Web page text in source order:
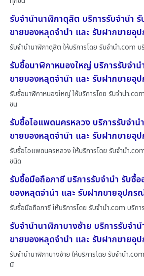
รับจำนำนาฬิกาดุสิต บริการรับจำนำ
ขายของหลุดจำนำ และ รับฝากขายอุ
รับจำนำนาฬิกาดุสิต ให้บริการโดย รับจํานํา.com
รับซื้อนาฬิกาหนองใหญ่ บริการรับจำ
ขายของหลุดจำนำ และ รับฝากขายอุ
รับซื้อนาฬิกาหนองใหญ่ ให้บริการโดย รับจํานํา
ชน
รับซื้อไอแพดนครหลวง บริการรับจำ
ขายของหลุดจำนำ และ รับฝากขายอุ
รับซื้อไอแพดนครหลวง ให้บริการโดย รับจํานํา
ชนิด
รับซื้อมือถือภาชี บริการรับจำนำ รับซื้
ของหลุดจำนำ และ รับฝากขายอุปกร
รับซื้อมือถือภาชี ให้บริการโดย รับจํานํา.com บริก
รับจำนำนาฬิกาบางซ้าย บริการรับจำ
ขายของหลุดจำนำ และ รับฝากขายอุ
รับจำนำนาฬิกาบางซ้าย ให้บริการโดย รับจํานํา
นิ